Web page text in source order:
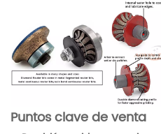
Puntos clave de venta